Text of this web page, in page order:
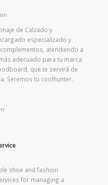
de Calzado y
especializado y
atendiendo a
adecuado para tu marca.
que te servirá de
Seremos tu coolhunter.
shoe and fashion
for managing a